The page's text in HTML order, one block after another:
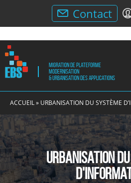
Contact
Migration de plateforme
Modernisation
& Urbanisation des applications
de
plateforme
Modernisation
et
Urbanisation
des
applications
ACCUEIL» URBANISATION DU SYSTÈME
Urbanisation